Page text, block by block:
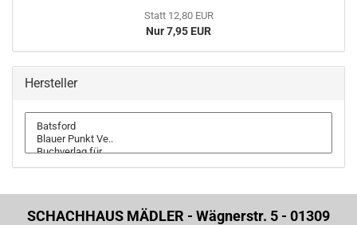
Statt 12,80 EUR
Nur 7,95 EUR
Hersteller
SCHACHHAUS MÄDLER - Wägnerstr. 5 - 01309